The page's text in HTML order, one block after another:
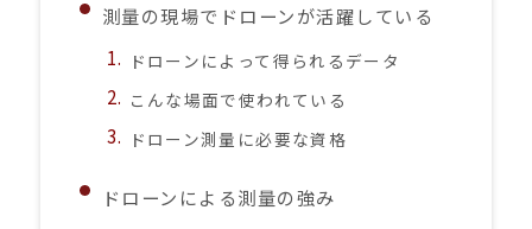
測量の現場でドローンが活躍している
ドローンによって得られるデータ
こんな場面で使われている
ドローン測量に必要な資格
ドローンによる測量の強み